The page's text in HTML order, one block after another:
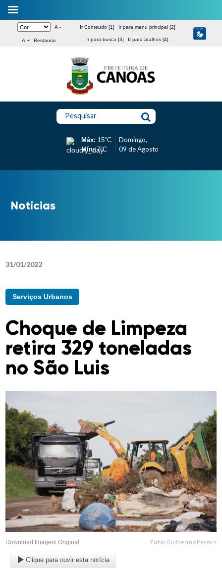
A -
A + Restaurar
Ir Conteudo [1] Ir para menu principal [2]
Ir para busca [3] Ir para atalhos [4]
Pesquisar
Máx: 15°C
Mín:7°C
Domingo,
09 de Agosto
Notícias
31/01/2022
Serviços Urbanos
Choque de Limpeza
retira 329 toneladas
no São Luis
Download Imagem Original Foto: Guilherme Pereira
Clique para ouvir esta notícia